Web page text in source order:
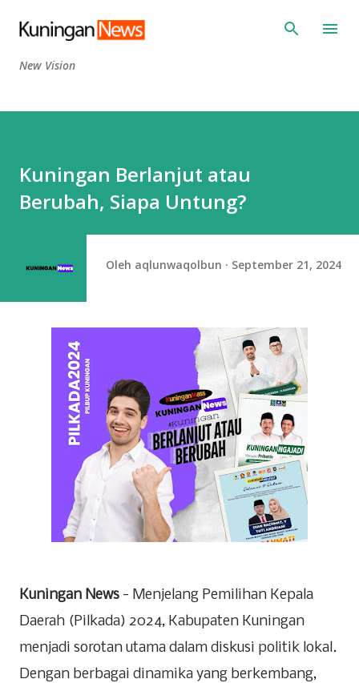
Langsung ke konten utama
New Vision
Kuningan Berlanjut atau
Berubah, Siapa Untung?
Oleh aqlunwaqolbun September 21, 2024
Kuningan News - Menjelang Pemilihan Kepala
Daerah (Pilkada) 2024, Kabupaten Kuningan
menjadi sorotan utama dalam diskusi politik lokal.
Dengan berbagai dinamika yang berkembang,